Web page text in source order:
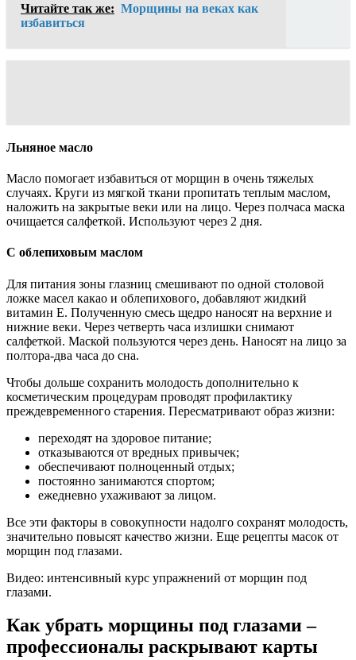
Читайте так же: Морщины на веках как
избавиться
Льняное масло
Масло помогает избавиться от морщин в очень тяжелых
случаях. Круги из мягкой ткани пропитать теплым маслом,
наложить на закрытые веки или на лицо. Через полчаса маска
очищается салфеткой. Используют через 2 дня.
С облепиховым маслом
Для питания зоны глазниц смешивают по одной столовой
ложке масел какао и облепихового, добавляют жидкий
витамин Е. Полученную смесь щедро наносят на верхние и
нижние веки. Через четверть часа излишки снимают
салфеткой. Маской пользуются через день. Наносят на лицо за
полтора-два часа до сна.
Чтобы дольше сохранить молодость дополнительно к
косметическим процедурам проводят профилактику
преждевременного старения. Пересматривают образ жизни:
переходят на здоровое питание;
отказываются от вредных привычек;
обеспечивают полноценный отдых;
постоянно занимаются спортом;
ежедневно ухаживают за лицом.
Все эти факторы в совокупности надолго сохранят молодость,
значительно повысят качество жизни. Еще рецепты масок от
морщин под глазами.
Видео: интенсивный курс упражнений от морщин под
глазами.
Как убрать морщины под глазами –
профессионалы раскрывают карты